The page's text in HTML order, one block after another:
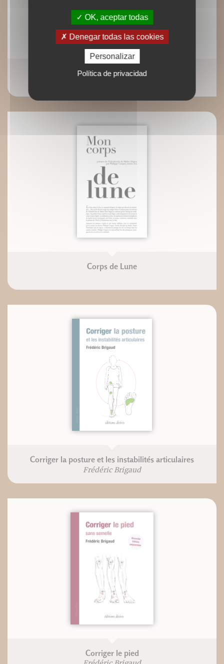
Chemins de connaissance
Corps de Lune
Corriger la posture et les instabilités articulaires
Frédéric Brigaud
Corriger le pied
OK, aceptar todas
Denegar todas las cookies
Personalizar
Política de privacidad